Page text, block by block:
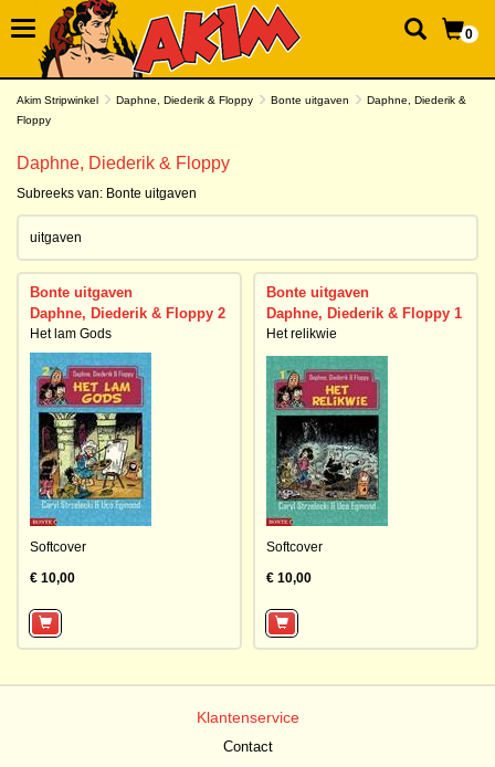
0
Akim Stripwinkel Daphne, Diederik & Floppy Bonte uitgaven
Daphne, Diederik &
Floppy
Daphne, Diederik & Floppy
Subreeks van: Bonte uitgaven
uitgaven
Bonte uitgaven
Daphne, Diederik & Floppy 2
Het lam Gods
Softcover
€ 10,00
Bonte uitgaven
Daphne, Diederik & Floppy 1
Het relikwie
Softcover
€ 10,00
Klantenservice
Contact